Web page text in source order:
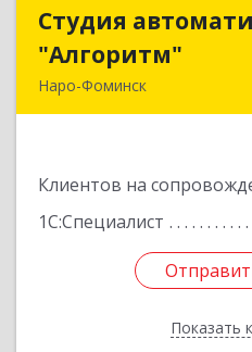
Студия
"Алгоритм"
Наро-Фоминск
Клиентов на
1С:Специалист
Показать
Студия